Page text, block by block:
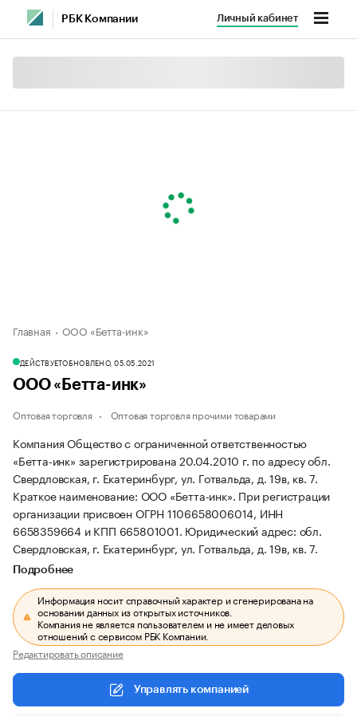
РБК Компании Личный кабинет
Главная ООО «Бетта-инк»
ДЕЙСТВУЕТОБНОВЛЕНО, 05.05.2021
ООО «Бетта-инк»
Оптовая торговля Оптовая торговля прочими товарами
Компания Общество с ограниченной ответственностью
«Бетта-инк» зарегистрирована 20.04.2010 г. по адресу обл.
Свердловская, г. Екатеринбург, ул. Готвальда, д. 19в, кв. 7.
Краткое наименование: ООО «Бетта-инк». При регистрации
организации присвоен ОГРН 1106658006014, ИНН
6658359664 и КПП 665801001. Юридический адрес: обл.
Свердловская, г. Екатеринбург, ул. Готвальда, д. 19в, кв. 7.
Подробнее
Информация носит справочный характер и сгенерирована на
основании данных из открытых источников.
Компания не является пользователем и не имеет деловых
отношений с сервисом РБК Компании.
Редактировать описание
Управлять компанией